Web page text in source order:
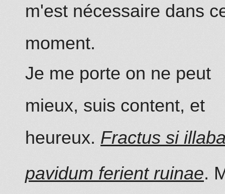
m'est nécessaire dans
moment.
Je me porte on ne peut
mieux, suis content, et
heureux. Fractus si
pavidum ferient ruinae.